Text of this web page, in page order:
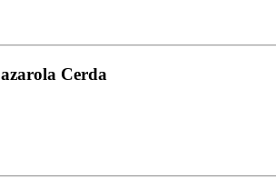
Cerda